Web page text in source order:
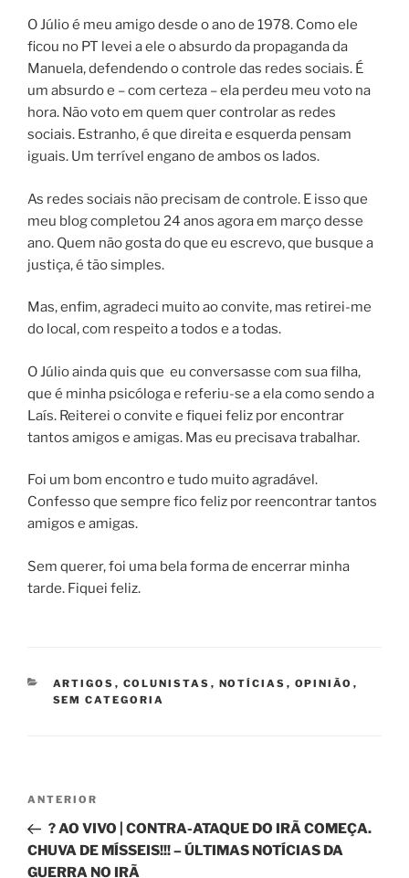
O Júlio é meu amigo desde o ano de 1978. Como ele
ficou no PT levei a ele o absurdo da propaganda da
Manuela, defendendo o controle das redes sociais. É
um absurdo e – com certeza – ela perdeu meu voto na
hora. Não voto em quem quer controlar as redes
sociais. Estranho, é que direita e esquerda pensam
iguais. Um terrível engano de ambos os lados.
As redes sociais não precisam de controle. E isso que
meu blog completou 24 anos agora em março desse
ano. Quem não gosta do que eu escrevo, que busque a
justiça, é tão simples.
Mas, enfim, agradeci muito ao convite, mas retirei-me
do local, com respeito a todos e a todas.
O Júlio ainda quis que eu conversasse com sua filha,
que é minha psicóloga e referiu-se a ela como sendo a
Laís. Reiterei o convite e fiquei feliz por encontrar
tantos amigos e amigas. Mas eu precisava trabalhar.
Foi um bom encontro e tudo muito agradável.
Confesso que sempre fico feliz por reencontrar tantos
amigos e amigas.
Sem querer, foi uma bela forma de encerrar minha
tarde. Fiquei feliz.
CATEGORIAS
ARTIGOS , COLUNISTAS , NOTÍCIAS , OPINIÃO ,
SEM CATEGORIA
Navegação
Post
Post
anterior
ANTERIOR
? AO VIVO | CONTRA-ATAQUE DO IRÃ COMEÇA.
CHUVA DE MÍSSEIS!!! – ÚLTIMAS NOTÍCIAS DA
GUERRA NO IRÃ